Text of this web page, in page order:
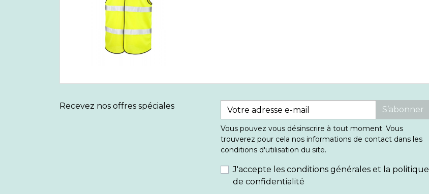
Recevez nos offres spéciales S’abonner
Vous pouvez vous désinscrire à tout moment. Vous
trouverez pour cela nos informations de contact dans les
conditions d'utilisation du site.
J'accepte les conditions générales et la politique
de confidentialité